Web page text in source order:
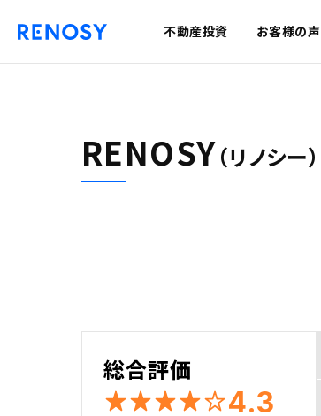
不動産投資 お客様の声
RENOSY（リノシー）
総合評価
4.3